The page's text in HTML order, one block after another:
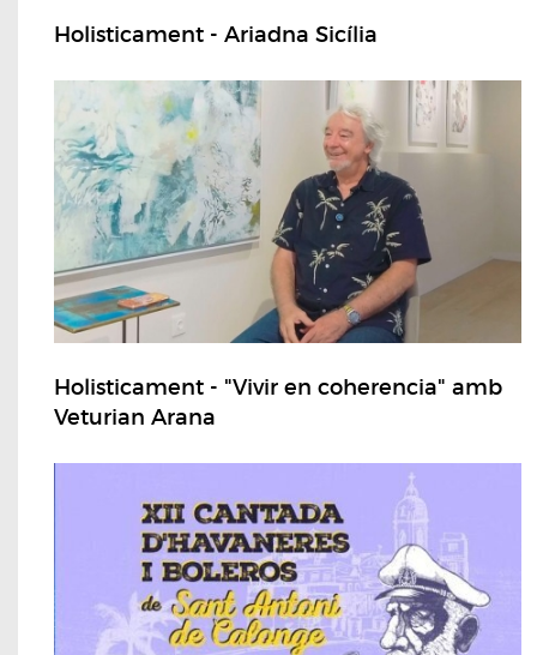
Holisticament - Ariadna Sicília
Holisticament - "Vivir en coherencia" amb
Veturian Arana